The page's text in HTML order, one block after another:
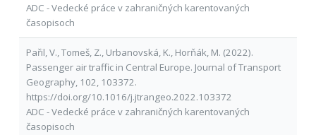
ADC - Vedecké práce v zahraničných karentovaných
časopisoch
Pařil, V., Tomeš, Z., Urbanovská, K., Horňák, M. (2022).
Passenger air traffic in Central Europe. Journal of Transport
Geography, 102, 103372.
https://doi.org/10.1016/j.jtrangeo.2022.103372
ADC - Vedecké práce v zahraničných karentovaných
časopisoch